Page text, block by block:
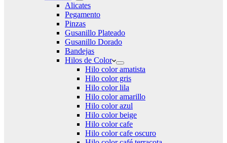
Alicates
Pegamento
Pinzas
Gusanillo Plateado
Gusanillo Dorado
Bandejas
Hilos de Color
Hilo color amatista
Hilo color gris
Hilo color lila
Hilo color amarillo
Hilo color azul
Hilo color beige
Hilo color cafe
Hilo color cafe oscuro